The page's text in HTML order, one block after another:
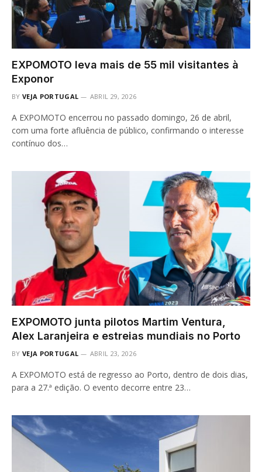
EXPOMOTO leva mais de 55 mil visitantes à
Exponor
BY VEJA PORTUGAL ABRIL 29, 2026
A EXPOMOTO encerrou no passado domingo, 26 de abril,
com uma forte afluência de público, confirmando o interesse
contínuo dos…
EXPOMOTO junta pilotos Martim Ventura,
Alex Laranjeira e estreias mundiais no Porto
BY VEJA PORTUGAL ABRIL 23, 2026
A EXPOMOTO está de regresso ao Porto, dentro de dois dias,
para a 27.ª edição. O evento decorre entre 23…